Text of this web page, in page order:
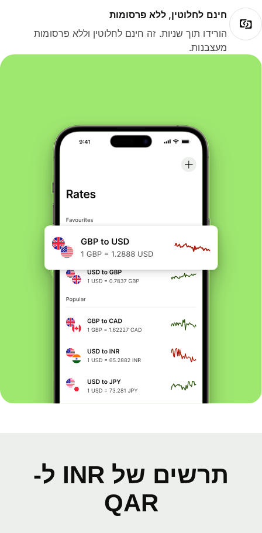
חינם לחלוטין, ללא פרסומות
הורידו תוך שניות. זה חינם לחלוטין וללא פרסומות
מעצבנות.
תרשים של INR ל-
QAR